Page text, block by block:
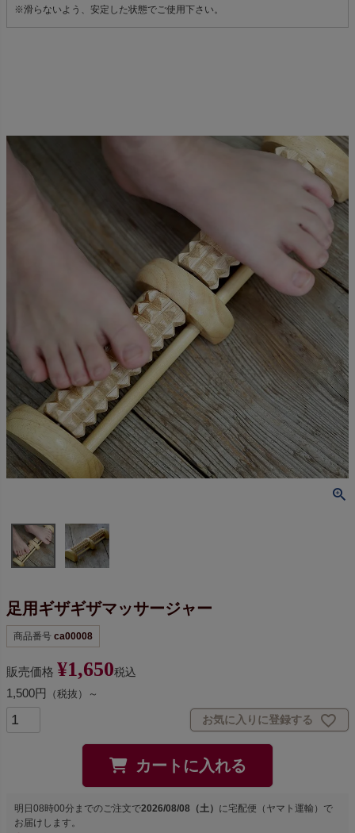
※滑らないよう、安定した状態でご使用下さい。
足用ギザギザマッサージャー
商品番号 ca00008
販売価格 ¥1,650税込
1,500円 （税抜）～
お気に入りに登録する
カートに入れる
明日 08時00分 までのご注文で2026/08/08（土） に宅配便（ヤマト運輸） で
お届けします。